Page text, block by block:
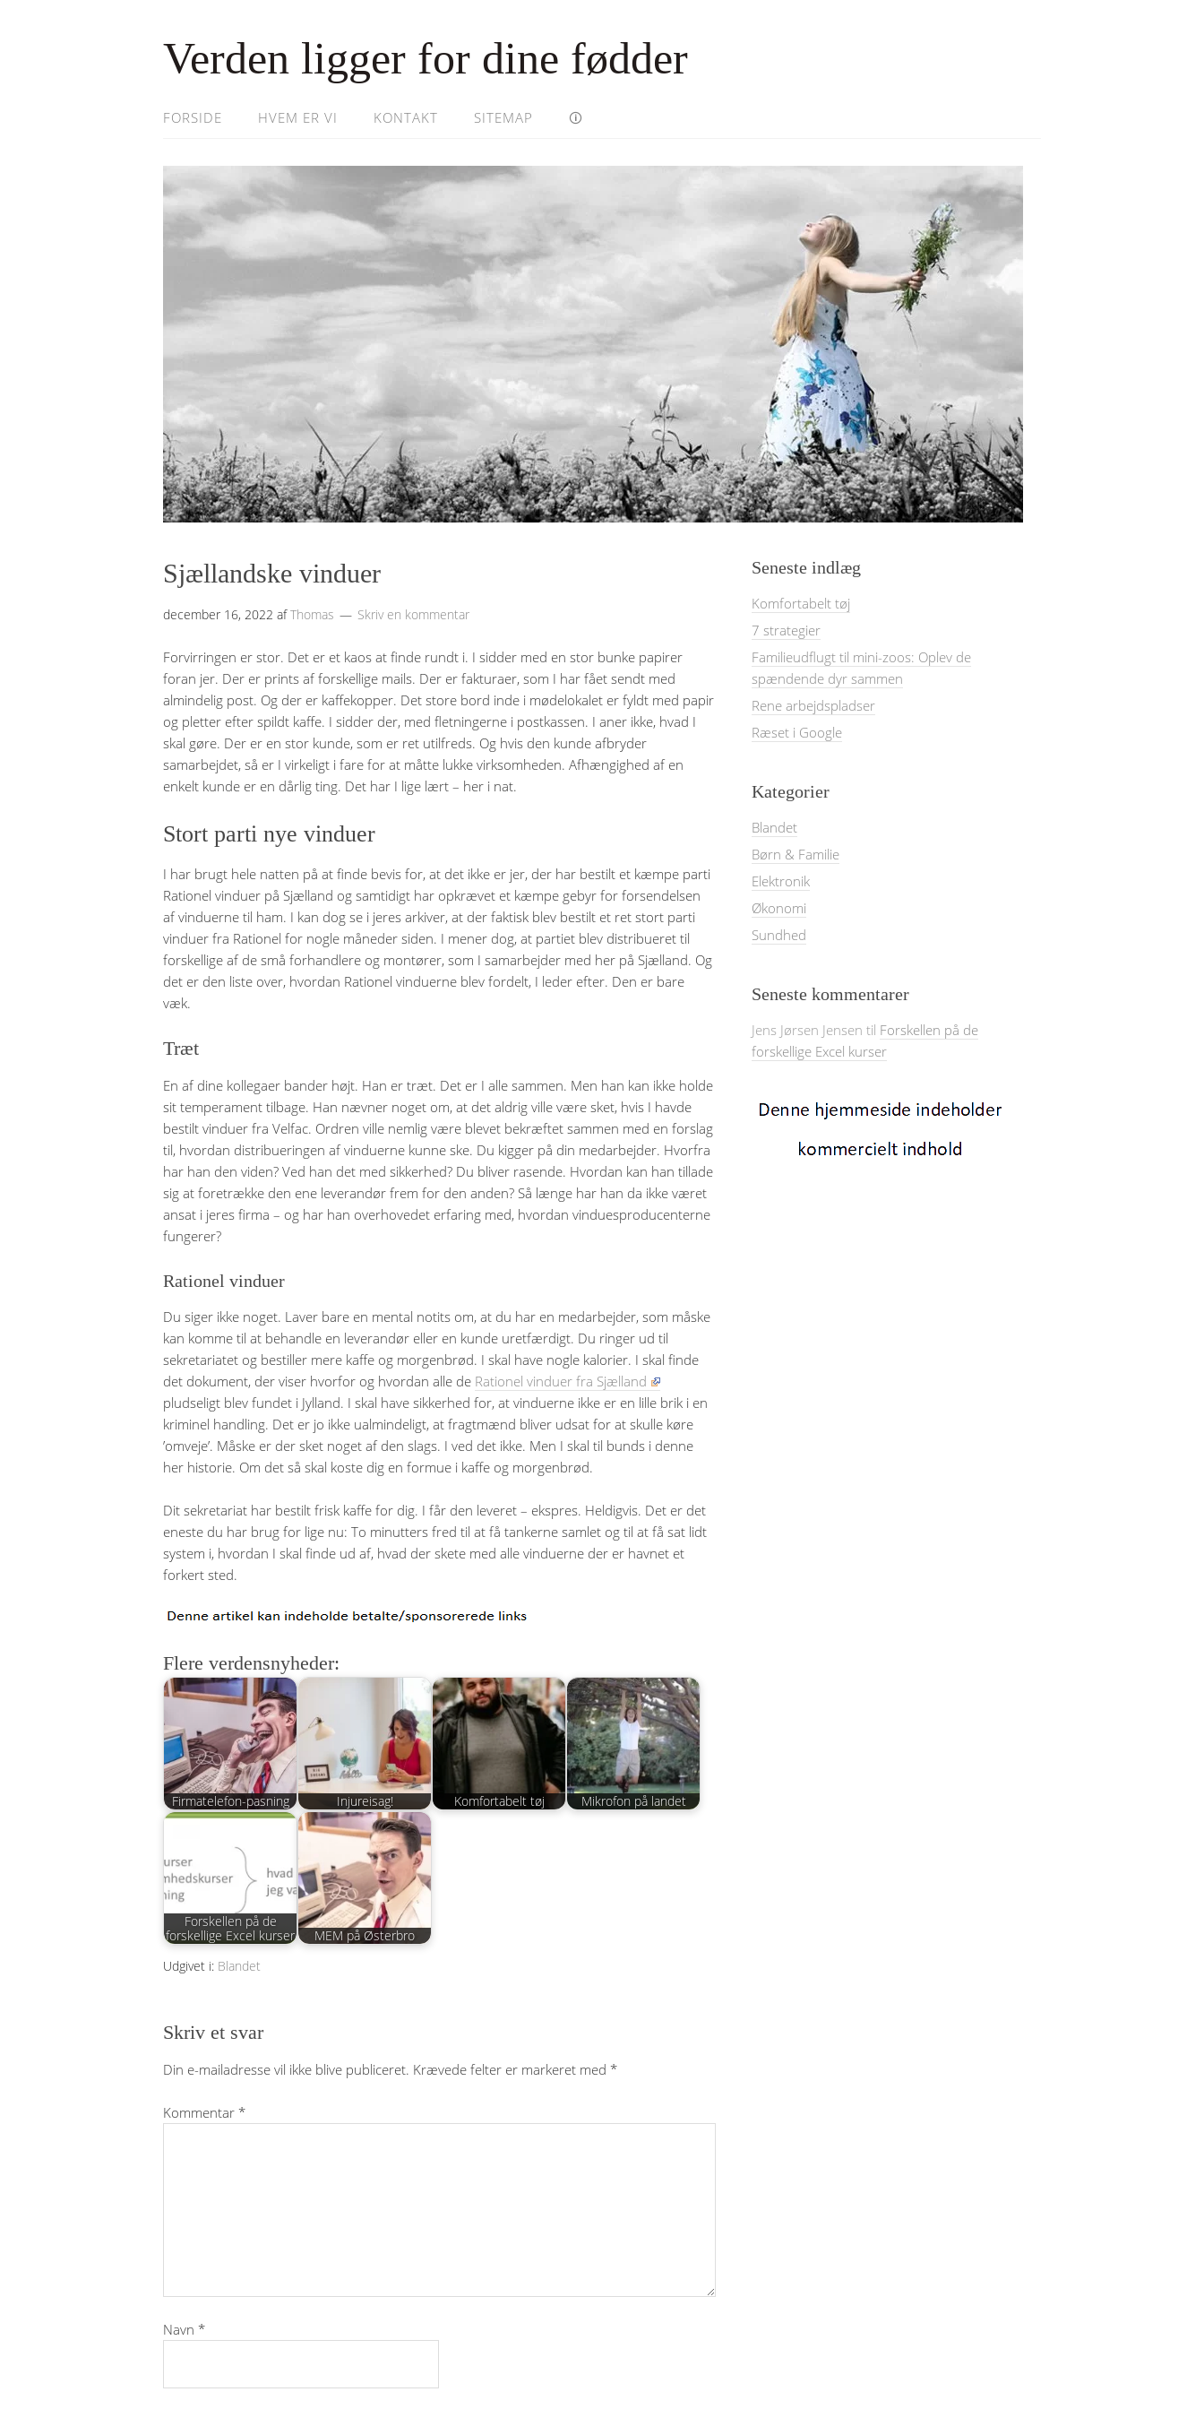
Verden ligger for dine fødder
FORSIDE HVEM ER VI KONTAKT SITEMAP 🛈
Sjællandske vinduer
december 16, 2022 afThomas Skriv en kommentar
Forvirringen er stor. Det er et kaos at finde rundt i. I sidder med en stor bunke papirer
foran jer. Der er prints af forskellige mails. Der er fakturaer, som I har fået sendt med
almindelig post. Og der er kaffekopper. Det store bord inde i mødelokalet er fyldt med papir
og pletter efter spildt kaffe. I sidder der, med fletningerne i postkassen. I aner ikke, hvad I
skal gøre. Der er en stor kunde, som er ret utilfreds. Og hvis den kunde afbryder
samarbejdet, så er I virkeligt i fare for at måtte lukke virksomheden. Afhængighed af en
enkelt kunde er en dårlig ting. Det har I lige lært – her i nat.
Stort parti nye vinduer
I har brugt hele natten på at finde bevis for, at det ikke er jer, der har bestilt et kæmpe parti
Rationel vinduer på Sjælland og samtidigt har opkrævet et kæmpe gebyr for forsendelsen
af vinduerne til ham. I kan dog se i jeres arkiver, at der faktisk blev bestilt et ret stort parti
vinduer fra Rationel for nogle måneder siden. I mener dog, at partiet blev distribueret til
forskellige af de små forhandlere og montører, som I samarbejder med her på Sjælland. Og
det er den liste over, hvordan Rationel vinduerne blev fordelt, I leder efter. Den er bare
væk.
Træt
En af dine kollegaer bander højt. Han er træt. Det er I alle sammen. Men han kan ikke holde
sit temperament tilbage. Han nævner noget om, at det aldrig ville være sket, hvis I havde
bestilt vinduer fra Velfac. Ordren ville nemlig være blevet bekræftet sammen med en forslag
til, hvordan distribueringen af vinduerne kunne ske. Du kigger på din medarbejder. Hvorfra
har han den viden? Ved han det med sikkerhed? Du bliver rasende. Hvordan kan han tillade
sig at foretrække den ene leverandør frem for den anden? Så længe har han da ikke været
ansat i jeres firma – og har han overhovedet erfaring med, hvordan vinduesproducenterne
fungerer?
Rationel vinduer
Du siger ikke noget. Laver bare en mental notits om, at du har en medarbejder, som måske
kan komme til at behandle en leverandør eller en kunde uretfærdigt. Du ringer ud til
sekretariatet og bestiller mere kaffe og morgenbrød. I skal have nogle kalorier. I skal finde
det dokument, der viser hvorfor og hvordan alle de Rationel vinduer fra Sjælland
pludseligt blev fundet i Jylland. I skal have sikkerhed for, at vinduerne ikke er en lille brik i en
kriminel handling. Det er jo ikke ualmindeligt, at fragtmænd bliver udsat for at skulle køre
’omveje’. Måske er der sket noget af den slags. I ved det ikke. Men I skal til bunds i denne
her historie. Om det så skal koste dig en formue i kaffe og morgenbrød.
Dit sekretariat har bestilt frisk kaffe for dig. I får den leveret – ekspres. Heldigvis. Det er det
eneste du har brug for lige nu: To minutters fred til at få tankerne samlet og til at få sat lidt
system i, hvordan I skal finde ud af, hvad der skete med alle vinduerne der er havnet et
forkert sted.
Flere verdensnyheder:
Firmatelefon-pasning Injureisag! Komfortabelt tøj Mikrofon på landet
Forskellen på de
forskellige Excel kurser
MEM på Østerbro
Udgivet i: Blandet
Skriv et svar
Din e-mailadresse vil ikke blive publiceret. Krævede felter er markeret med *
Kommentar *
Navn *
Seneste indlæg
Komfortabelt tøj
7 strategier
Familieudflugt til mini-zoos: Oplev de
spændende dyr sammen
Rene arbejdspladser
Ræset i Google
Kategorier
Blandet
Børn & Familie
Elektronik
Økonomi
Sundhed
Seneste kommentarer
Jens Jørsen Jensen til Forskellen på de
forskellige Excel kurser